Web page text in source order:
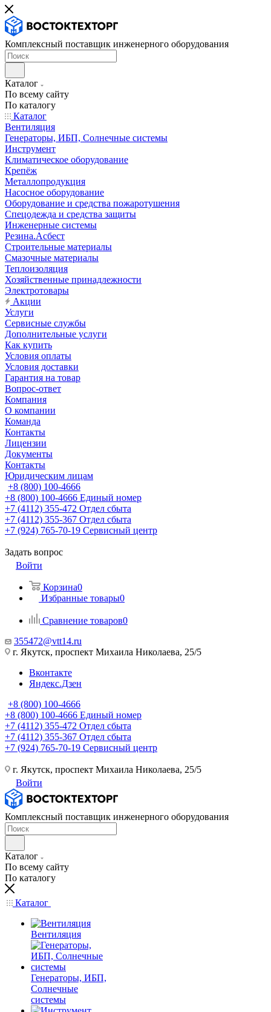
Комплексный поставщик инженерного оборудования
Каталог
По всему сайту
По каталогу
Каталог
Вентиляция
Генераторы, ИБП, Солнечные системы
Инструмент
Климатическое оборудование
Крепёж
Металлопродукция
Насосное оборудование
Оборудование и средства пожаротушения
Спецодежда и средства защиты
Инженерные системы
Резина.Асбест
Строительные материалы
Смазочные материалы
Теплоизоляция
Хозяйственные принадлежности
Электротовары
Акции
Услуги
Сервисные службы
Дополнительные услуги
Как купить
Условия оплаты
Условия доставки
Гарантия на товар
Вопрос-ответ
Компания
О компании
Команда
Контакты
Лицензии
Документы
Контакты
Юридическим лицам
+8 (800) 100-4666
+8 (800) 100-4666 Единый номер
+7 (4112) 355-472 Отдел сбыта
+7 (4112) 355-367 Отдел сбыта
+7 (924) 765-70-19 Сервисный центр
Задать вопрос
Войти
Корзина0
Избранные товары0
Сравнение товаров0
355472@vtt14.ru
г. Якутск, проспект Михаила Николаева, 25/5
Вконтакте
Яндекс.Дзен
+8 (800) 100-4666
+8 (800) 100-4666 Единый номер
+7 (4112) 355-472 Отдел сбыта
+7 (4112) 355-367 Отдел сбыта
+7 (924) 765-70-19 Сервисный центр
г. Якутск, проспект Михаила Николаева, 25/5
Войти
Комплексный поставщик инженерного оборудования
Каталог
По всему сайту
По каталогу
Каталог
Вентиляция
Генераторы, ИБП,
Солнечные
системы